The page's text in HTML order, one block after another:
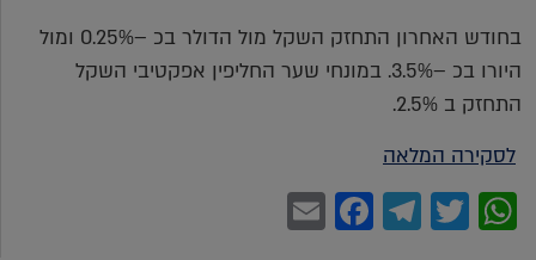
בחודש האחרון התחזק השקל מול הדולר בכ –0.25% ומול
היורו בכ –3.5%. במונחי שער החליפין אפקטיבי השקל
התחזק ב 2.5%.
לסקירה המלאה
WhatsApp
Twitter
Telegram
Facebook